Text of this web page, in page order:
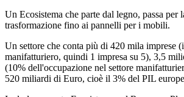
Un Ecosistema che parte dal legno, passa per
trasformazione fino ai pannelli per i mobili.
Un settore che conta più di 420 mila imprese
manifatturiero, quindi 1 impresa su 5), 3,5
(10% dell'occupazione nel settore
520 miliardi di Euro, cioè il 3% del PIL